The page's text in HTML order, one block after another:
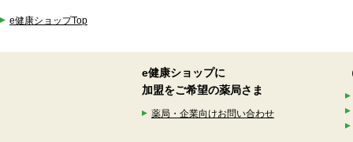
e健康ショップTop
e健康ショップに
加盟をご希望の薬局さま
薬局・企業向けお問い合わせ